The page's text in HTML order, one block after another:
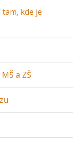
kde je
a ZŠ